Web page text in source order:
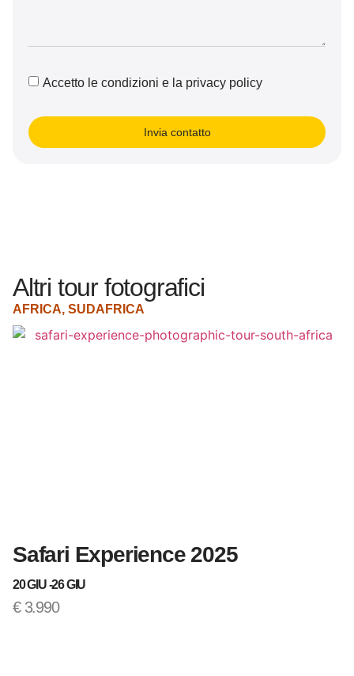
Accetto le condizioni e la privacy policy
Invia contatto
Altri tour fotografici
AFRICA, SUDAFRICA
Safari Experience 2025
20 GIU -26 GIU
€3.990